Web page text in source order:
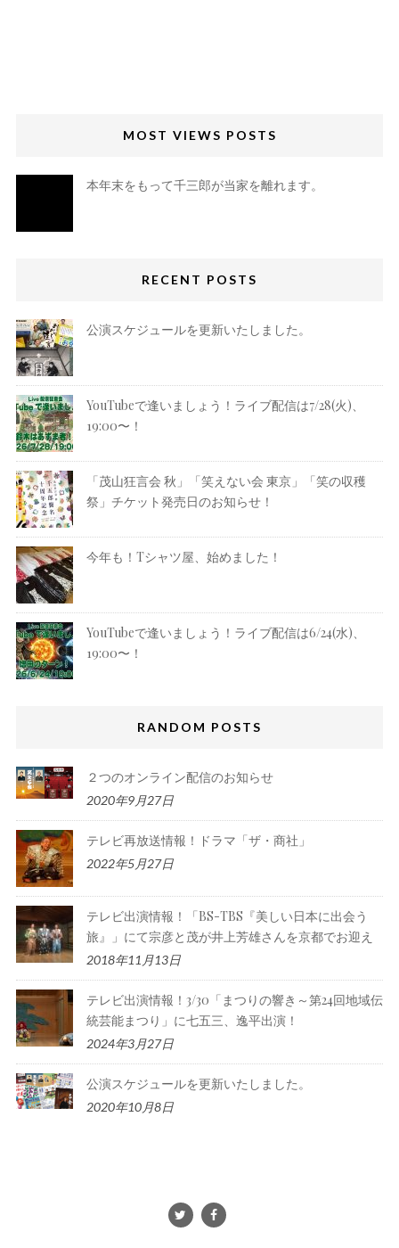
MOST VIEWS POSTS
本年末をもって千三郎が当家を離れます。
RECENT POSTS
公演スケジュールを更新いたしました。
YouTubeで逢いましょう！ライブ配信は7/28(火)、
19:00〜！
「茂山狂言会 秋」「笑えない会 東京」「笑の収穫
祭」チケット発売日のお知らせ！
今年も！Tシャツ屋、始めました！
YouTubeで逢いましょう！ライブ配信は6/24(水)、
19:00〜！
RANDOM POSTS
２つのオンライン配信のお知らせ
2020年9月27日
テレビ再放送情報！ドラマ「ザ・商社」
2022年5月27日
テレビ出演情報！「BS-TBS『美しい日本に出会う
旅』」にて宗彦と茂が井上芳雄さんを京都でお迎え
2018年11月13日
テレビ出演情報！3/30「まつりの響き～第24回地域伝
統芸能まつり」に七五三、逸平出演！
2024年3月27日
公演スケジュールを更新いたしました。
2020年10月8日